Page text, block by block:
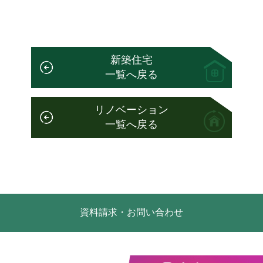
新築住宅
一覧へ戻る
リノベーション
一覧へ戻る
資料請求・お問い合わせ